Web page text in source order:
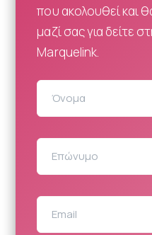
που ακολουθεί και
μαζί σας για δείτε
Marquelink.